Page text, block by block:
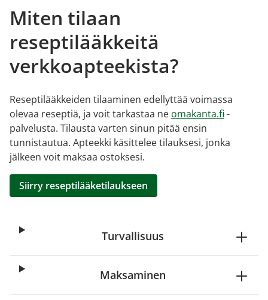
Miten tilaan
reseptilääkkeitä
verkkoapteekista?
Reseptilääkkeiden tilaaminen edellyttää voimassa
olevaa reseptiä, ja voit tarkastaa ne omakanta.fi -
palvelusta. Tilausta varten sinun pitää ensin
tunnistautua. Apteekki käsittelee tilauksesi, jonka
jälkeen voit maksaa ostoksesi.
Siirry reseptilääketilaukseen
Turvallisuus
Maksaminen